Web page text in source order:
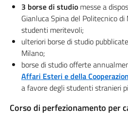
3 borse di studio messe a
Gianluca Spina del Politecnico
studenti meritevoli;
ulteriori borse di studio
Milano;
borse di studio offerte
Affari Esteri e della
a favore degli studenti stranieri
Corso di perfezionamento per